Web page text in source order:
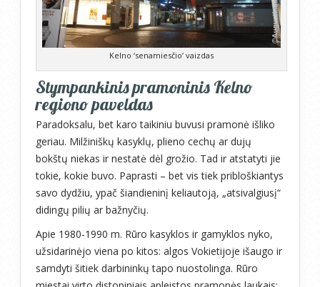
Kelno ‘senamiesčio’ vaizdas
Stympankinis pramoninis Kelno
regiono paveldas
Paradoksalu, bet karo taikiniu buvusi pramonė išliko
geriau. Milžiniškų kasyklų, plieno cechų ar dujų
bokštų niekas ir nestatė dėl grožio. Tad ir atstatyti jie
tokie, kokie buvo. Paprasti – bet vis tiek pribloškiantys
savo dydžiu, ypač šiandieninį keliautoją, „atsivalgiusį“
didingų pilių ar bažnyčių.
Apie 1980-1990 m. Rūro kasyklos ir gamyklos nyko,
užsidarinėjo viena po kitos: algos Vokietijoje išaugo ir
samdyti šitiek darbininkų tapo nuostolinga. Rūro